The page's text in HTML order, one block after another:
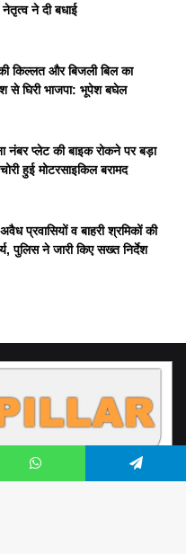
ने दी बधाई
किल्लत और बिजली बिल का
घिरी भाजपा: भूपेश बघेल
नंबर प्लेट की बाइक रोकने पर बड़ा
हुई मोटरसाइकिल बरामद
प्रवासियों व बाहरी श्रमिकों की
पुलिस ने जारी किए सख्त निर्देश
Telegram